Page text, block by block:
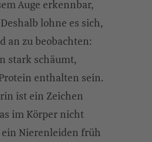
Auge erkennbar,
lohne es sich,
an zu beobachten:
stark schäumt,
enthalten sein.
ist ein Zeichen
im Körper nicht
Nierenleiden früh